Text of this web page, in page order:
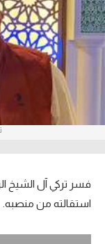
آراء حرة
ركن الألعاب
بطولات
أمريكا 2026
الدوري الإنجليزي
الدوري الإسباني
فسر تركي آل الشيخ
استقالته من منصبه.